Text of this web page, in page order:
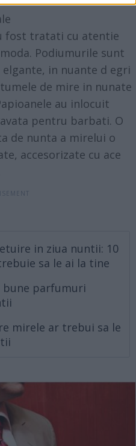
fost tratati cu atentie
Podiumurile sunt
in nuante d egri
de mire in nunate
au inlocuit
pentru barbati. O
de nunta a mirelui o
accesorizate cu ace
in ziua nuntii: 10
sa le ai la tine
bune parfumuri
mirele ar trebui sa le